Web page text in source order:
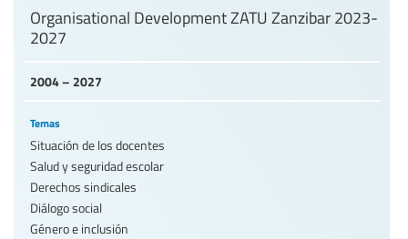
2004 – 2027
Organisational Development ZATU Zanzibar 2023-
2027
Temas
Situación de los docentes
Salud y seguridad escolar
Derechos sindicales
Diálogo social
Género e inclusión